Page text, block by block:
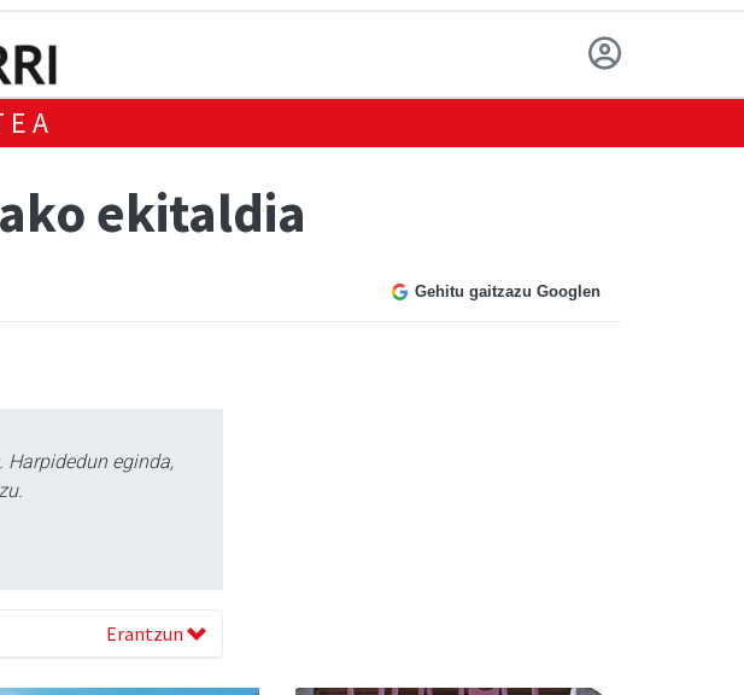
ekitaldia
Gehitu gaitzazu Googlen
Harpidedun eginda,
Erantzun